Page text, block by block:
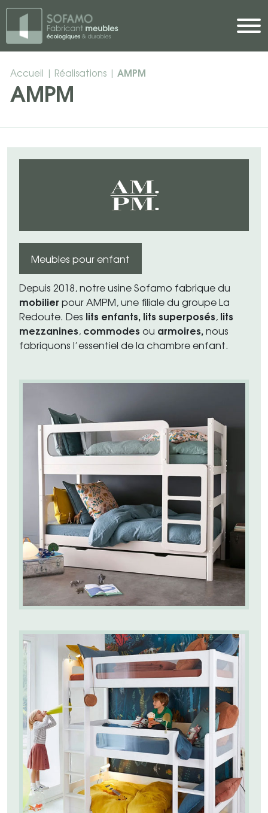
Skip to main content
Accueil | Réalisations | AMPM
AMPM
Meubles pour enfant
Depuis 2018, notre usine Sofamo fabrique du
mobilier pour AMPM, une filiale du groupe La
Redoute. Des lits enfants, lits superposés, lits
mezzanines, commodes ou armoires,nous
fabriquons l’essentiel de la chambre enfant.